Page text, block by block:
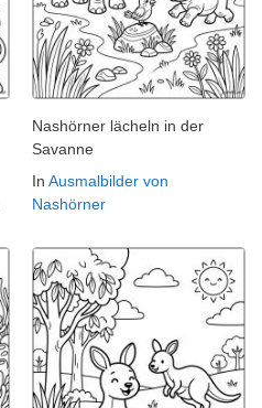
Nashörner lächeln in der
Savanne
In Ausmalbilder von
Nashörner